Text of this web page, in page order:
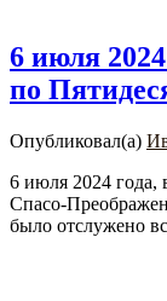
6 июля
по
Опубликовал(а)
6 июля 2024 года,
Спасо-
было отслужено